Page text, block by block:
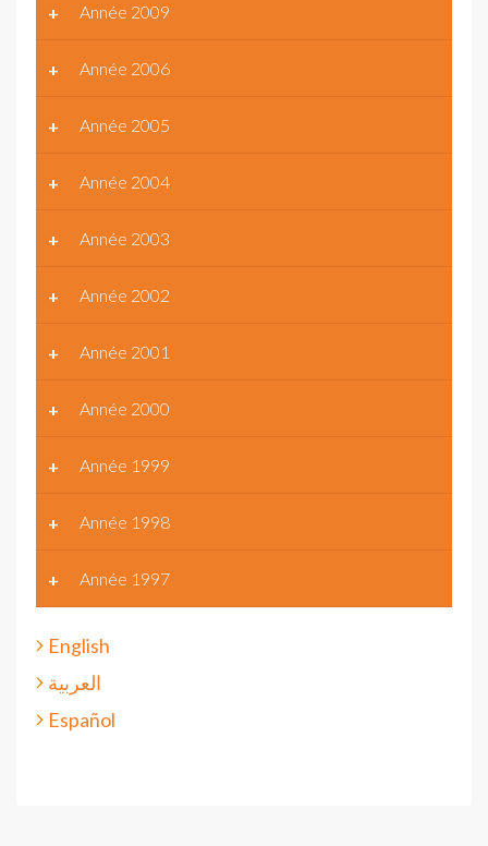
Année 2009
Année 2006
Année 2005
Année 2004
Année 2003
Année 2002
Année 2001
Année 2000
Année 1999
Année 1998
Année 1997
English
العربية
Español